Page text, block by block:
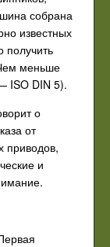
собрана
известных
получить
меньше
ISO DIN 5).
о
от
приводов,
и